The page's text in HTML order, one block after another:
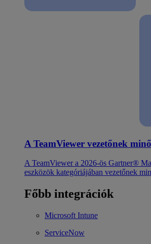
A TeamViewer vezetőnek
A TeamViewer a 2026-ös Gartner®
eszközök kategóriájában vezetőnek
Főbb integrációk
Microsoft Intune
ServiceNow